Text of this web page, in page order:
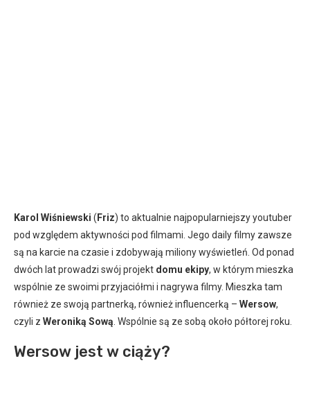
Karol Wiśniewski ( Friz) to aktualnie najpopularniejszy youtuber
pod względem aktywności pod filmami. Jego daily filmy zawsze
są na karcie na czasie i zdobywają miliony wyświetleń. Od ponad
dwóch lat prowadzi swój projekt domu ekipy, w którym mieszka
wspólnie ze swoimi przyjaciółmi i nagrywa filmy. Mieszka tam
również ze swoją partnerką, również influencerką – Wersow,
czyli z Weroniką Sową. Wspólnie są ze sobą około półtorej roku.
Wersow jest w ciąży?